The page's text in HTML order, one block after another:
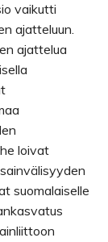
vaikutti
ajatteluun.
ajattelua
loivat
suomalaiselle